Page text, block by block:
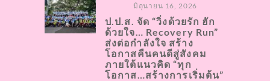
มิถุนายน 16, 2026
ป.ป.ส. จัด “วิ่งด้วยรัก ฮัก
ด้วยใจ… Recovery Run”
ส่งต่อกำลังใจ สร้าง
โอกาสคืนคนดีสู่สังคม
ภายใต้แนวคิด “ทุก
โอกาส…สร้างการเริ่มต้น”